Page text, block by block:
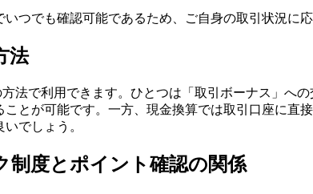
つでも確認可能であるため、ご自身の取引状況に
法
法で利用できます。ひとつは「取引ボーナス」へ
ことが可能です。一方、現金換算では取引口座に
でしょう。
制度とポイント確認の関係